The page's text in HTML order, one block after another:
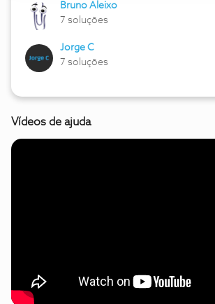
Bruno Aleixo
7 soluções
Jorge C
7 soluções
Vídeos de ajuda